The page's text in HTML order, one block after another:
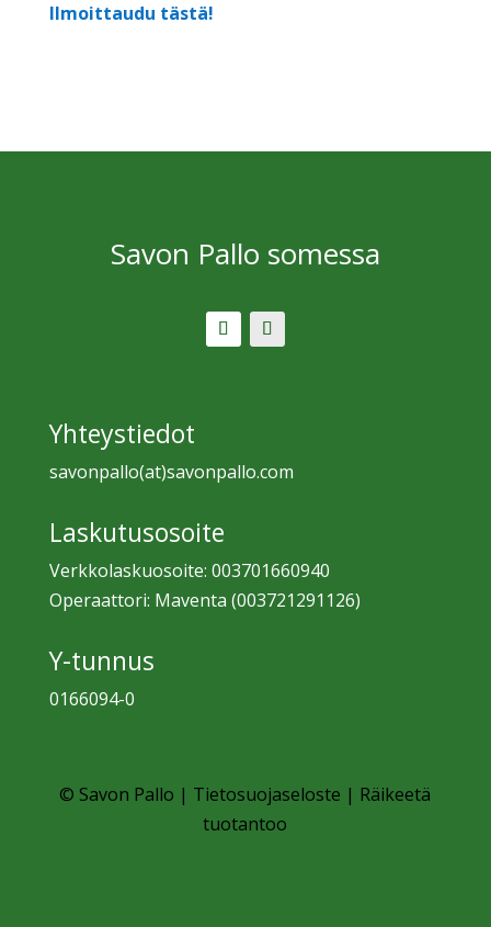
Ilmoittaudu tästä!
Savon Pallo somessa
Yhteystiedot
savonpallo(at)savonpallo.com
Laskutusosoite
Verkkolaskuosoite: 003701660940
Operaattori: Maventa (003721291126)
Y-tunnus
0166094-0
© Savon Pallo | Tietosuojaseloste | Räikeetä
tuotantoo